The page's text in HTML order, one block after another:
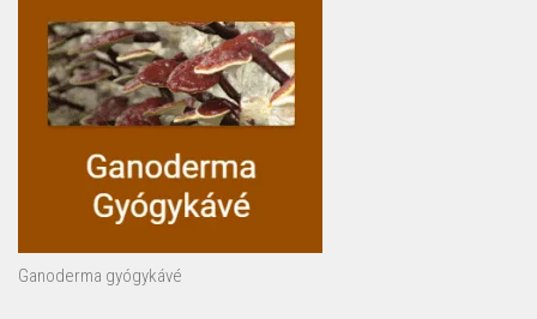
Ganoderma gyógykávé